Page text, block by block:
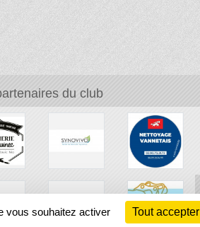
du club
vous souhaitez activer Tout accepter